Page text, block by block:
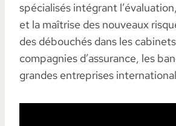
spécialisés intégrant
et la maîtrise des nouveaux
des débouchés dans les
compagnies d’assurance, les
grandes entreprises